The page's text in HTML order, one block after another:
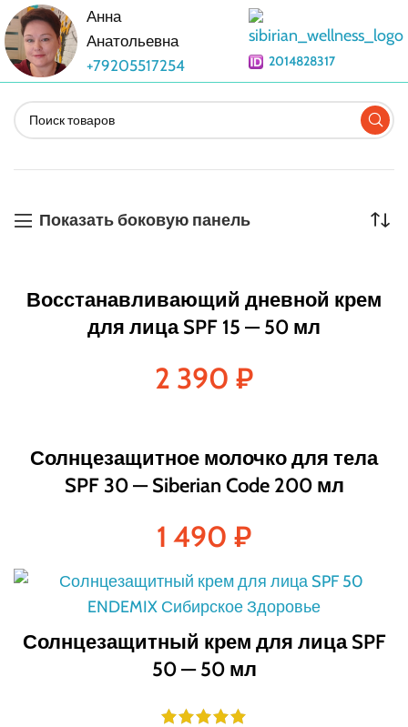
Анна
Анатольевна
+79205517254
2014828317
Показать боковую панель
Восстанавливающий дневной крем
для лица SPF 15 — 50 мл
2 390 ₽
Солнцезащитное молочко для тела
SPF 30 — Siberian Code 200 мл
1 490 ₽
Солнцезащитный крем для лица SPF
50 — 50 мл